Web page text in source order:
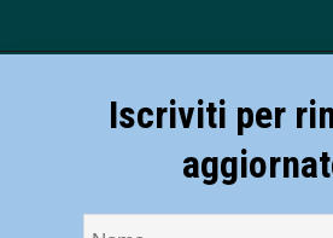
Iscriviti per